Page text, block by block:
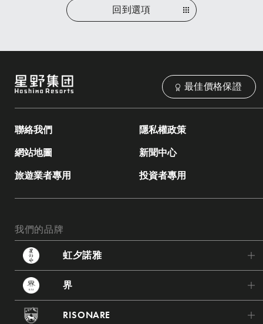
回到選項
最佳價格保證
聯絡我們
隱私權政策
網站地圖
新聞中心
旅遊業者專用
投資者專用
我們的品牌
虹夕諾雅
虹夕諾雅 輕井澤
虹夕諾雅 富士
界
界 波羅多
RISONARE